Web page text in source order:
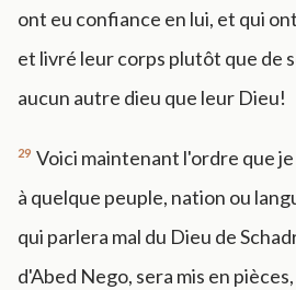
ont eu confiance en lui, et qui
et livré leur corps plutôt que de
aucun autre dieu que leur Dieu!
29 Voici maintenant l'ordre que
à quelque peuple, nation ou
qui parlera mal du Dieu de
d'Abed Nego, sera mis en